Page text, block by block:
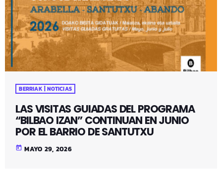
BERRIAK | NOTICIAS
LAS VISITAS GUIADAS DEL PROGRAMA
“BILBAO IZAN” CONTINUAN EN JUNIO
POR EL BARRIO DE SANTUTXU
today MAYO 29, 2026